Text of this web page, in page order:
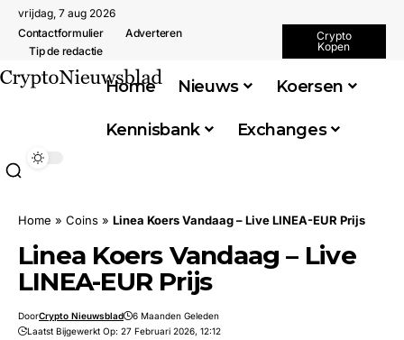
vrijdag, 7 aug 2026
Contactformulier
Adverteren
Tip de redactie
Crypto
Kopen
Home Nieuws Koersen
Kennisbank Exchanges
Home » Coins » Linea Koers Vandaag – Live LINEA-EUR Prijs
Linea Koers Vandaag – Live
LINEA-EUR Prijs
DoorCrypto Nieuwsblad
6 Maanden Geleden
Laatst Bijgewerkt Op: 27 Februari 2026, 12:12